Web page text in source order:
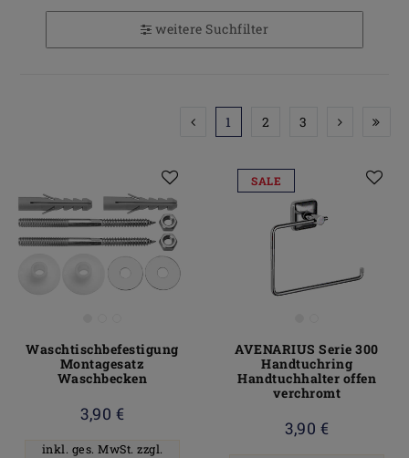
weitere Suchfilter
1 2 3
Waschtischbefestigung
Montagesatz
Waschbecken
3,90 €
inkl. ges. MwSt. zzgl.
SALE
AVENARIUS Serie 300
Handtuchring
Handtuchhalter offen
verchromt
3,90 €